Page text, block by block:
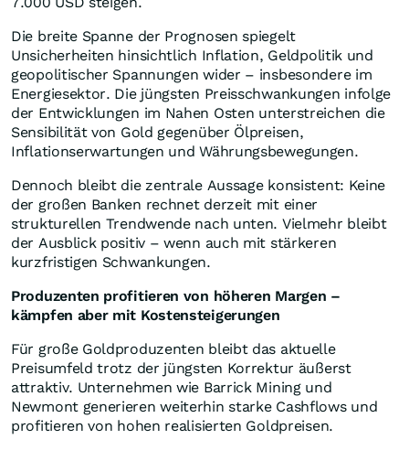
Die breite Spanne der Prognosen spiegelt
Unsicherheiten hinsichtlich Inflation, Geldpolitik und
geopolitischer Spannungen wider – insbesondere im
Energiesektor. Die jüngsten Preisschwankungen infolge
der Entwicklungen im Nahen Osten unterstreichen die
Sensibilität von Gold gegenüber Ölpreisen,
Inflationserwartungen und Währungsbewegungen.
Dennoch bleibt die zentrale Aussage konsistent: Keine
der großen Banken rechnet derzeit mit einer
strukturellen Trendwende nach unten. Vielmehr bleibt
der Ausblick positiv – wenn auch mit stärkeren
kurzfristigen Schwankungen.
Produzenten profitieren von höheren Margen –
kämpfen aber mit Kostensteigerungen
Für große Goldproduzenten bleibt das aktuelle
Preisumfeld trotz der jüngsten Korrektur äußerst
attraktiv. Unternehmen wie Barrick Mining und
Newmont generieren weiterhin starke Cashflows und
profitieren von hohen realisierten Goldpreisen.